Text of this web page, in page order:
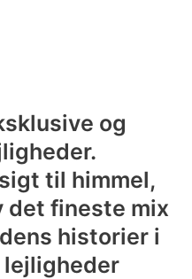
og
til himmel,
det fineste mix
historier i
lejligheder